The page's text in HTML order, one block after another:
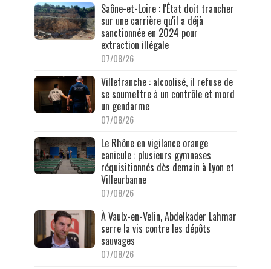
Saône-et-Loire : l'État doit trancher
sur une carrière qu'il a déjà
sanctionnée en 2024 pour
extraction illégale
07/08/26
Villefranche : alcoolisé, il refuse de
se soumettre à un contrôle et mord
un gendarme
07/08/26
Le Rhône en vigilance orange
canicule : plusieurs gymnases
réquisitionnés dès demain à Lyon et
Villeurbanne
07/08/26
À Vaulx-en-Velin, Abdelkader Lahmar
serre la vis contre les dépôts
sauvages
07/08/26